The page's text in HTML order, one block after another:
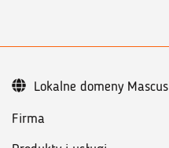
Firma
Lokalne domeny Mascus